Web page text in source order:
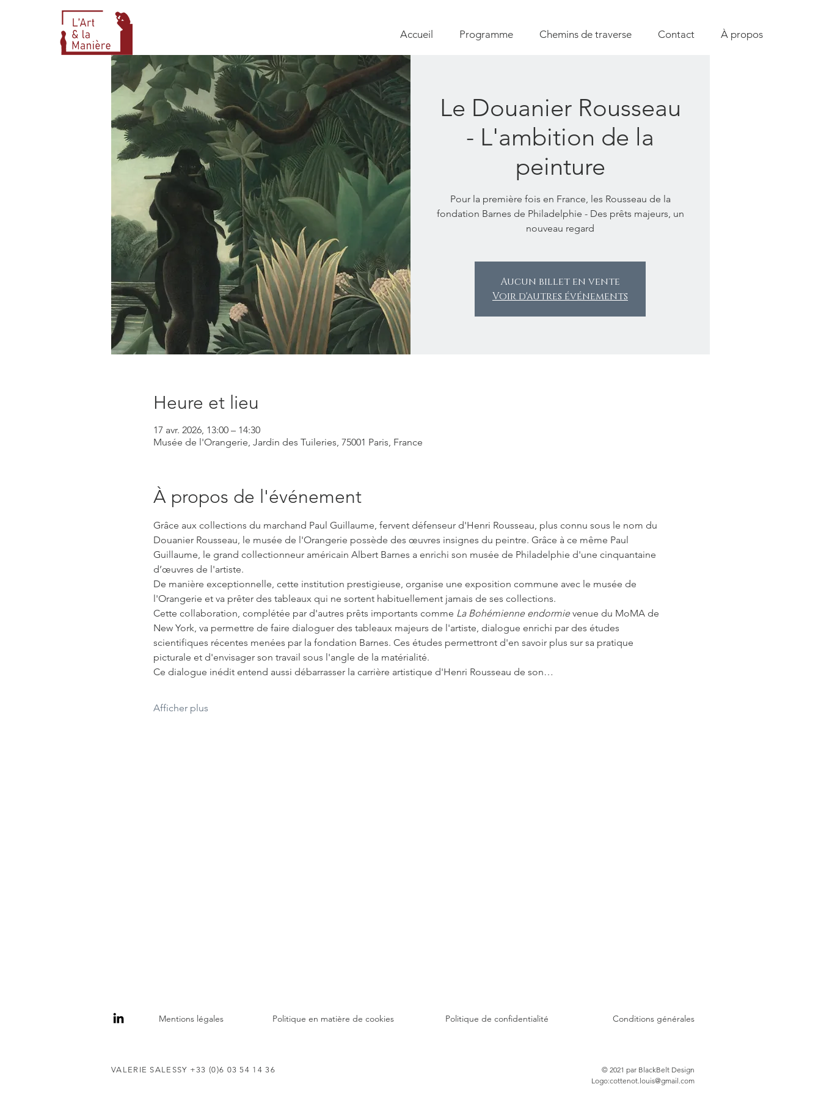
Accueil Programme Chemins de traverse Contact À propos
Le Douanier Rousseau
- L'ambition de la
peinture
Pour la première fois en France, les Rousseau de la
fondation Barnes de Philadelphie - Des prêts majeurs, un
nouveau regard
Aucun billet en vente
Voir d'autres événements
Heure et lieu
17 avr. 2026, 13:00 – 14:30
Musée de l'Orangerie, Jardin des Tuileries, 75001 Paris, France
À propos de l'événement
Grâce aux collections du marchand Paul Guillaume, fervent défenseur d'Henri Rousseau, plus connu sous le nom du
Douanier Rousseau, le musée de l'Orangerie possède des œuvres insignes du peintre. Grâce à ce même Paul
Guillaume, le grand collectionneur américain Albert Barnes a enrichi son musée de Philadelphie d'une cinquantaine
d’œuvres de l'artiste.
De manière exceptionnelle, cette institution prestigieuse, organise une exposition commune avec le musée de
l'Orangerie et va prêter des tableaux qui ne sortent habituellement jamais de ses collections.
Cette collaboration, complétée par d'autres prêts importants comme La Bohémienne endormie venue du MoMA de
New York, va permettre de faire dialoguer des tableaux majeurs de l'artiste, dialogue enrichi par des études
scientifiques récentes menées par la fondation Barnes. Ces études permettront d'en savoir plus sur sa pratique
picturale et d'envisager son travail sous l'angle de la matérialité.
Ce dialogue inédit entend aussi débarrasser la carrière artistique d'Henri Rousseau de son…
Afficher plus
Mentions légales Politique en matière de cookies Politique de confidentialité Conditions générales
VALERIE SALESSY +33 (0)6 03 54 14 36
© 2021 par BlackBelt Design
Logo:cottenot.louis@gmail.com